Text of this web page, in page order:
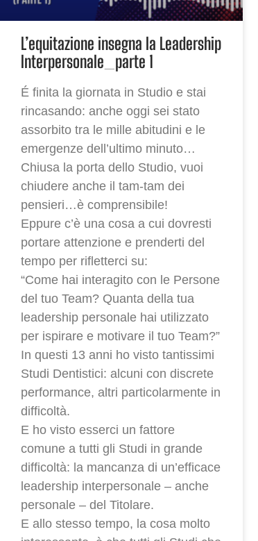
L’equitazione insegna la Leadership
Interpersonale_parte 1
É finita la giornata in Studio e stai
rincasando: anche oggi sei stato
assorbito tra le mille abitudini e le
emergenze dell’ultimo minuto…
Chiusa la porta dello Studio, vuoi
chiudere anche il tam-tam dei
pensieri…è comprensibile!
Eppure c’è una cosa a cui dovresti
portare attenzione e prenderti del
tempo per rifletterci su:
“Come hai interagito con le Persone
del tuo Team? Quanta della tua
leadership personale hai utilizzato
per ispirare e motivare il tuo Team?”
In questi 13 anni ho visto tantissimi
Studi Dentistici: alcuni con discrete
performance, altri particolarmente in
difficoltà.
E ho visto esserci un fattore
comune a tutti gli Studi in grande
difficoltà: la mancanza di un’efficace
leadership interpersonale – anche
personale – del Titolare.
E allo stesso tempo, la cosa molto